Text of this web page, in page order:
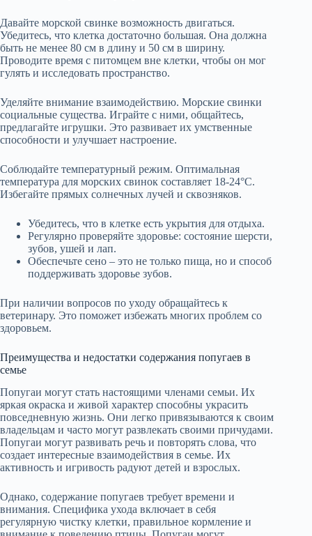
Давайте морской свинке возможность двигаться.
Убедитесь, что клетка достаточно большая. Она должна
быть не менее 80 см в длину и 50 см в ширину.
Проводите время с питомцем вне клетки, чтобы он мог
гулять и исследовать пространство.
Уделяйте внимание взаимодействию. Морские свинки
социальные существа. Играйте с ними, общайтесь,
предлагайте игрушки. Это развивает их умственные
способности и улучшает настроение.
Соблюдайте температурный режим. Оптимальная
температура для морских свинок составляет 18-24°C.
Избегайте прямых солнечных лучей и сквозняков.
Убедитесь, что в клетке есть укрытия для отдыха.
Регулярно проверяйте здоровье: состояние шерсти,
зубов, ушей и лап.
Обеспечьте сено – это не только пища, но и способ
поддерживать здоровье зубов.
При наличии вопросов по уходу обращайтесь к
ветеринару. Это поможет избежать многих проблем со
здоровьем.
Преимущества и недостатки содержания попугаев в
семье
Попугаи могут стать настоящими членами семьи. Их
яркая окраска и живой характер способны украсить
повседневную жизнь. Они легко привязываются к своим
владельцам и часто могут развлекать своими причудами.
Попугаи могут развивать речь и повторять слова, что
создает интересные взаимодействия в семье. Их
активность и игривость радуют детей и взрослых.
Однако, содержание попугаев требует времени и
внимания. Специфика ухода включает в себя
регулярную чистку клетки, правильное кормление и